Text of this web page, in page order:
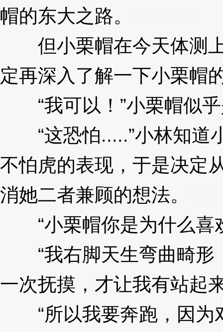
帽的东大之路。
但小栗帽在今天体测上
定再深入了解一下小栗帽
“我可以！”小栗帽似乎
“这恐怕.....”小林知道
不怕虎的表现，于是决定
消她二者兼顾的想法。
“小栗帽你是为什么喜
“我右脚天生弯曲畸形
一次抚摸，才让我有站起
“所以我要奔跑，因为